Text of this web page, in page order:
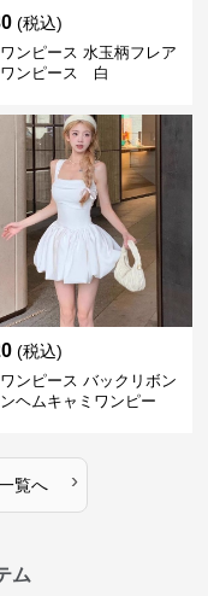
(税込)
ンピース 水玉柄フレア
ワンピース 白
(税込)
ンピース バックリボン
ヘムキャミワンピー
覧へ ›
ム